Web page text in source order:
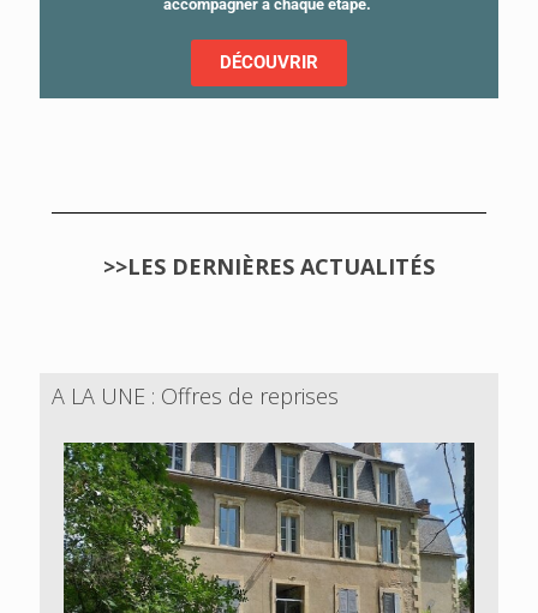
accompagner à chaque étape.
DÉCOUVRIR
>>LES DERNIÈRES ACTUALITÉS
A LA UNE : Offres de reprises